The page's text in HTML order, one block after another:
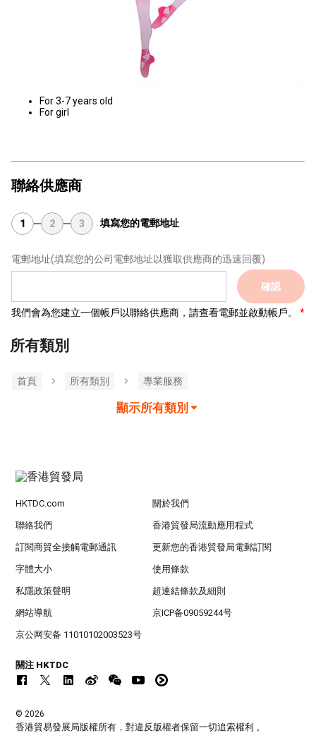
For 3-7 years old
For girl
聯絡供應商
1 2 3 填寫您的電郵地址
電郵地址(填寫您的公司電郵地址以獲取供應商的迅速回覆)
確認
我們會為您建立一個帳戶以聯絡供應商，請查看電郵並啟動帳戶。
所有類別
首頁 所有類別 專業服務
顯示所有類別
HKTDC.com 關於我們
聯絡我們 香港貿發局流動應用程式
訂閱商貿全接觸電郵通訊 更新您的香港貿發局電郵訂閱
字體大小 使用條款
私隱政策聲明 超連結條款及細則
網站導航 京ICP备09059244号
京公网安备 11010102003523号
關注 HKTDC
© 2026
香港貿易發展局版權所有，對違反版權者保留一切追索權利 。